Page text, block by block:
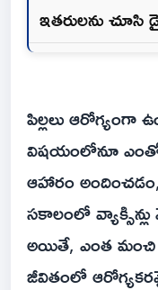
ఇతరులను చూసి
పిల్లలు ఆరోగ్యంగా
విషయంలోనూ ఎంతో
ఆహారం
సకాలంలో
అయితే, ఎంత మంచి
జీవితంలో